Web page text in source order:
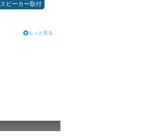
スピーカー取付
もっと見る